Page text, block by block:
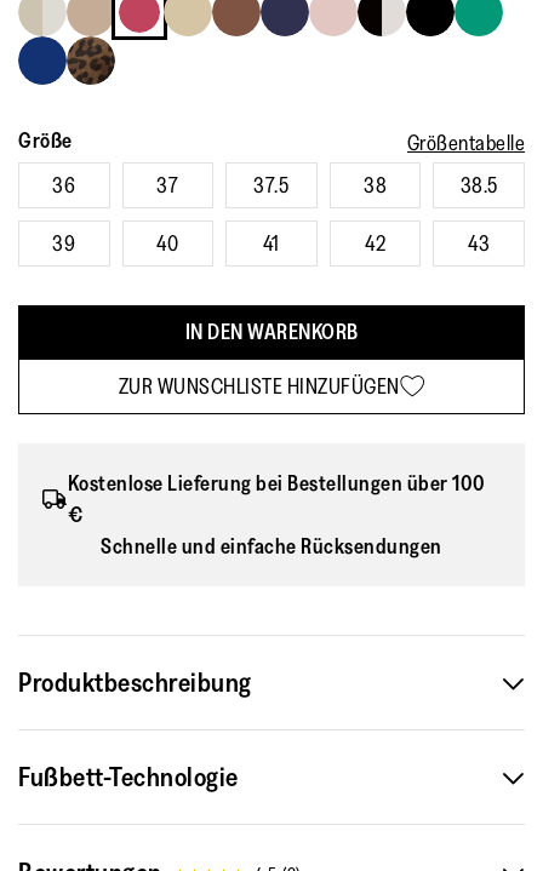
Größe
Größentabelle
36
37 37.5 38 38.5
39 40 41 42 43
IN DEN WARENKORB
ZUR WUNSCHLISTE HINZUFÜGEN
Kostenlose Lieferung bei Bestellungen über 100
€
Schnelle und einfache Rücksendungen
Produktbeschreibung
Komforttechnologie zusammenbringen. Inspiriert von Old-
Fußbett-Technologie